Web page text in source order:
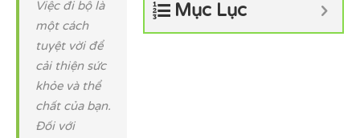
Mục Lục
Việc đi bộ là
một cách
tuyệt vời để
cải thiện sức
khỏe và thể
chất của bạn.
Đối với